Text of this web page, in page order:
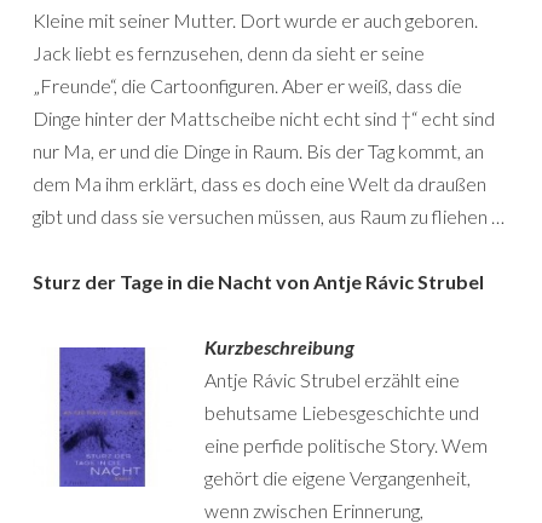
Kleine mit seiner Mutter. Dort wurde er auch geboren.
Jack liebt es fernzusehen, denn da sieht er seine
„Freunde“, die Cartoonfiguren. Aber er weiß, dass die
Dinge hinter der Mattscheibe nicht echt sind †“ echt sind
nur Ma, er und die Dinge in Raum. Bis der Tag kommt, an
dem Ma ihm erklärt, dass es doch eine Welt da draußen
gibt und dass sie versuchen müssen, aus Raum zu fliehen …
Sturz der Tage in die Nacht von Antje Rávic Strubel
Kurzbeschreibung
Antje Rávic Strubel erzählt eine
behutsame Liebesgeschichte und
eine perfide politische Story. Wem
gehört die eigene Vergangenheit,
wenn zwischen Erinnerung,